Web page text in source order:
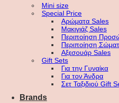
Mini size
Special Price
Αρώματα Sales
Μακιγιάζ Sales
Περιποίηση
Περιποίηση
Αξεσουάρ Sales
Gift Sets
Για την Γυναίκα
Για τον Άνδρα
Σετ Ταξιδιού Gift
Brands